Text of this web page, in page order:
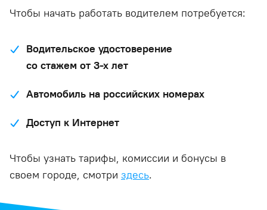
Чтобы начать работать водителем потребуется:
Водительское удостоверение
со стажем от 3-х лет
Автомобиль на российских номерах
Доступ к Интернет
Чтобы узнать тарифы, комиссии и бонусы в
своем городе, смотри здесь.